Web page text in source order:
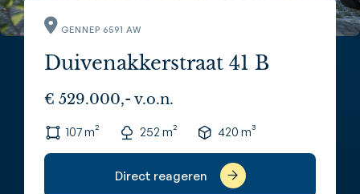
GENNEP 6591 AW
Duivenakkerstraat 41 B
€ 529.000,- v.o.n.
107 m² 252 m² 420 m³
Direct reageren